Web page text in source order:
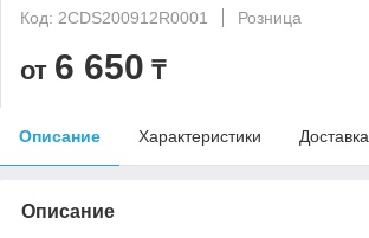
Код: 2CDS200912R0001
Розница
от 6 650 ₸
Описание Характеристики Доставка
Описание